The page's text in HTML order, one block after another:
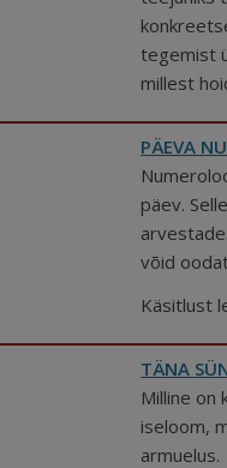
tegemist
millest
PÄEVA
päev.
võid
Käsitlust
TÄNA
Milline on
iseloom,
armuelus.